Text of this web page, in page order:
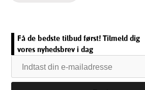
Få de bedste tilbud først! Tilmeld dig
vores nyhedsbrev i dag